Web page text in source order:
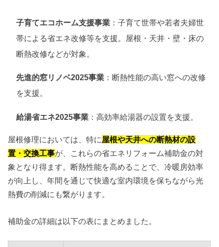
子育てエコホーム支援事業：子育て世帯や若者夫婦世
帯による省エネ改修等を支援。屋根・天井・壁・床の
断熱改修などが対象。
先進的窓リノベ2025事業：断熱性能の高い窓への改修
を支援。
給湯省エネ2025事業：高効率給湯器の設置を支援。
屋根修理においては、特に屋根や天井への断熱材の設
置・交換工事が、これらの省エネリフォーム補助金の対
象となり得ます。断熱性能を高めることで、冷暖房効率
が向上し、年間を通じて快適な室内環境を保ちながら光
熱費の削減にも繋がります。
補助金の詳細は以下の表にまとめました。